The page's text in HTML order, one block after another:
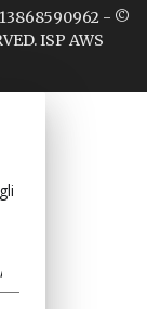
- ©
ISP AWS